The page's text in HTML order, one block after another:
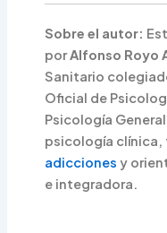
Sobre el autor:
porAlfonso Royo
Sanitario
Oficial de
Psicología
psicología
adicciones y
e integradora.